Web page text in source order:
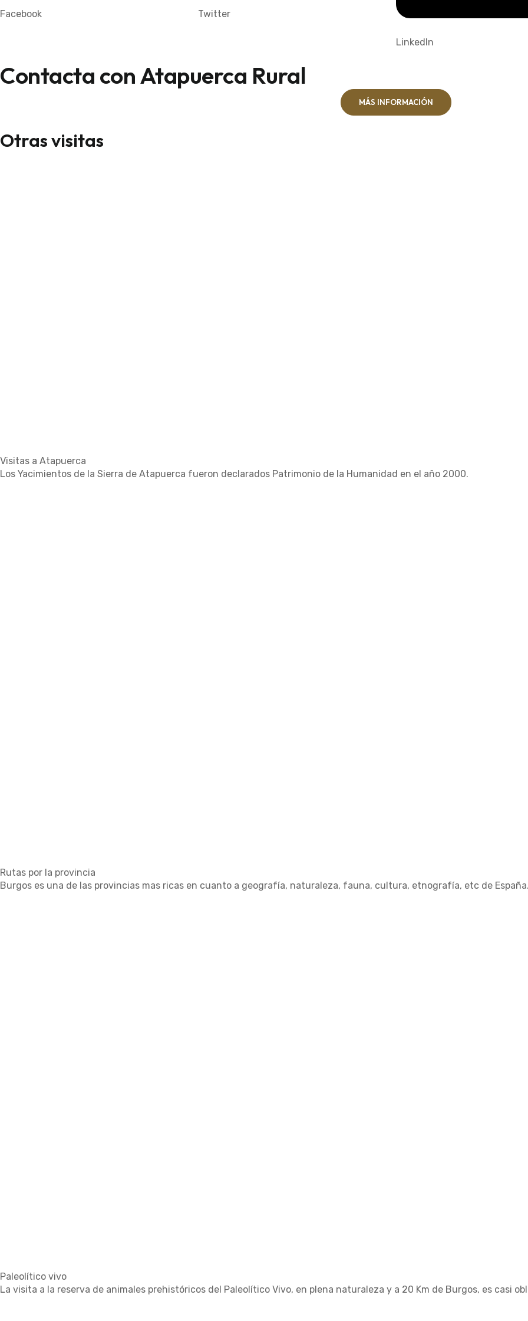
Facebook Twitter
LinkedIn
Contacta con Atapuerca Rural
MÁS INFORMACIÓN
Otras visitas
Visitas a Atapuerca
Los Yacimientos de la Sierra de Atapuerca fueron declarados Patrimonio de la Humanidad en el año 2000.
Rutas por la provincia
Burgos es una de las provincias mas ricas en cuanto a geografía, naturaleza, fauna, cultura, etnografía, etc de España.
Paleolítico vivo
La visita a la reserva de animales prehistóricos del Paleolítico Vivo, en plena naturaleza y a 20 Km de Burgos, es casi